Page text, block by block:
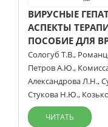
ВИРУСНЫЕ
АСПЕКТЫ
ПОСОБИЕ ДЛЯ
Сологуб Т.В.,
Петров А.Ю.,
Александрова Л.Н.,
Стукова Н.Ю.,
ЧИТАТЬ